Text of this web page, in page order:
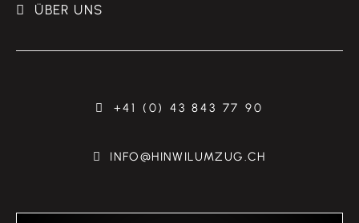
ÜBER UNS
+41 (0) 43 843 77 90
INFO@HINWILUMZUG.CH